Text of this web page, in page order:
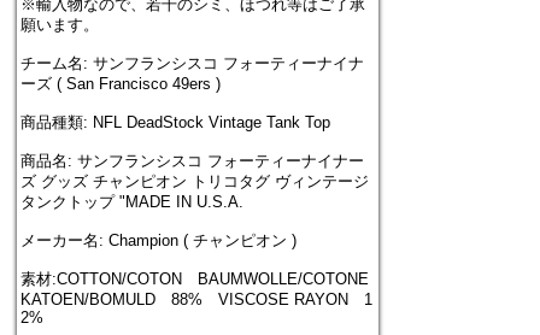
※輸入物なので、若干のシミ、ほつれ等はご了承
願います。
チーム名: サンフランシスコ フォーティーナイナ
ーズ ( San Francisco 49ers )
商品種類: NFL DeadStock Vintage Tank Top
商品名: サンフランシスコ フォーティーナイナー
ズ グッズ チャンピオン トリコタグ ヴィンテージ
タンクトップ "MADE IN U.S.A.
メーカー名: Champion ( チャンピオン )
素材:COTTON/COTON BAUMWOLLE/COTONE
KATOEN/BOMULD 88% VISCOSE RAYON 1
2%